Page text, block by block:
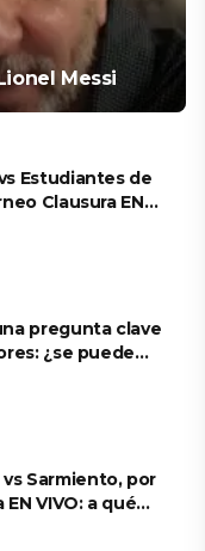
Messi
Estudiantes de
Clausura EN
pregunta clave
¿se puede
Sarmiento, por
VIVO: a qué